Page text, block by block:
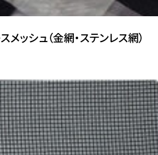
メッシュ（金網・ステンレス網）